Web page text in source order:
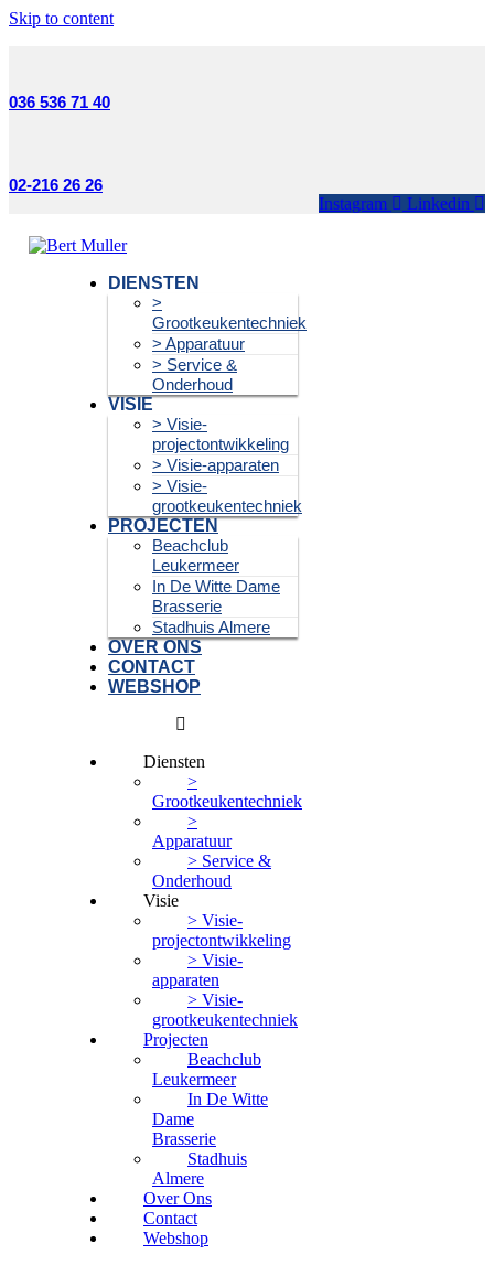
Skip to content
036 536 71 40
02-216 26 26
Instagram
Linkedin
DIENSTEN
>
Grootkeukentechniek
> Apparatuur
> Service &
Onderhoud
VISIE
> Visie-
projectontwikkeling
> Visie-apparaten
> Visie-
grootkeukentechniek
PROJECTEN
Beachclub
Leukermeer
In De Witte Dame
Brasserie
Stadhuis Almere
OVER ONS
CONTACT
WEBSHOP
Diensten
>
Grootkeukentechniek
>
Apparatuur
> Service &
Onderhoud
Visie
> Visie-
projectontwikkeling
> Visie-
apparaten
> Visie-
grootkeukentechniek
Projecten
Beachclub
Leukermeer
In De Witte
Dame
Brasserie
Stadhuis
Almere
Over Ons
Contact
Webshop